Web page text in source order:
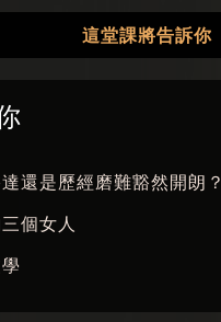
這堂課將告訴你
還是歷經磨難豁然開朗？
個女人